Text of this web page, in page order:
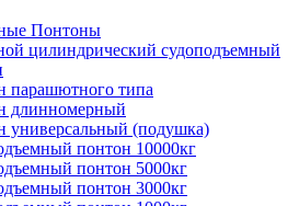
Понтоны
цилиндрический судоподъемный
парашютного типа
длинномерный
универсальный (подушка)
понтон 10000кг
понтон 5000кг
понтон 3000кг